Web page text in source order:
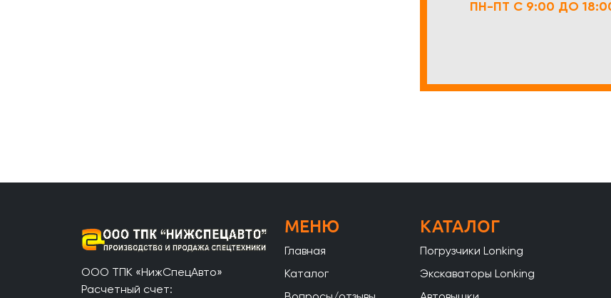
ПН-ПТ С 9:00 ДО
ООО ТПК «НижСпецАвто»
Расчетный счет:
МЕНЮ
Главная
Каталог
КАТАЛОГ
Погрузчики Lonking
Экскаваторы Lonking